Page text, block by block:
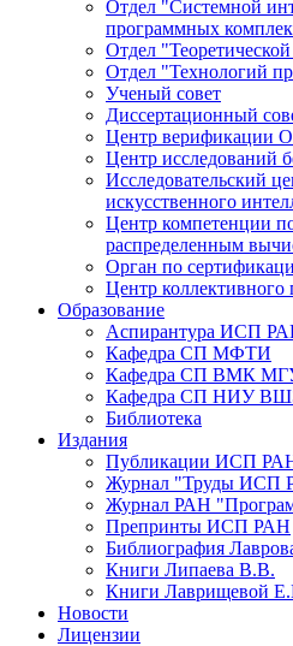
Отдел "Системной
программных
Отдел
Отдел "Технологий
Ученый совет
Диссертационный
Центр верификации
Центр исследований
Исследовательский
искусственного
Центр компетенции
распределенным
Орган по
Центр
Образование
Аспирантура ИСП
Кафедра СП МФТИ
Кафедра СП ВМК
Кафедра СП НИУ
Библиотека
Издания
Публикации ИСП
Журнал "Труды ИСП
Журнал РАН
Препринты ИСП РАН
Библиография
Книги Липаева В.В.
Книги Лаврищевой
Новости
Лицензии